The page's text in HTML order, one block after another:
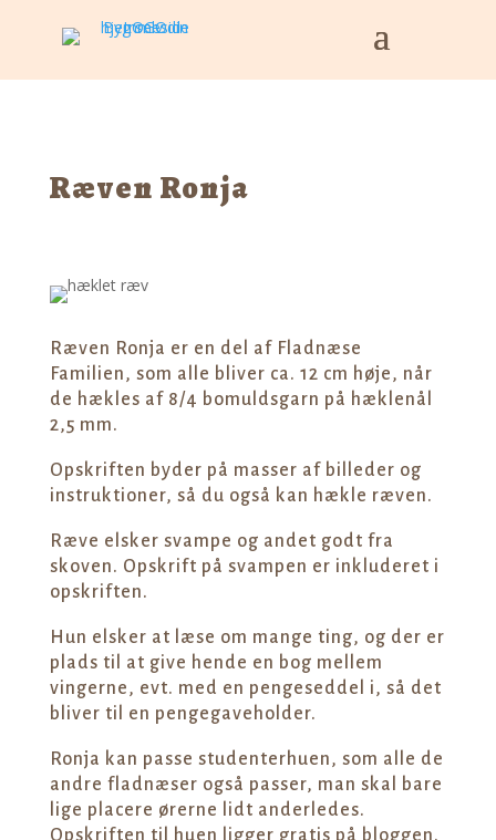
Ræven Ronja
Ræven Ronja er en del af Fladnæse
Familien, som alle bliver ca. 12 cm høje, når
de hækles af 8/4 bomuldsgarn på hæklenål
2,5 mm.
Opskriften byder på masser af billeder og
instruktioner, så du også kan hækle ræven.
Ræve elsker svampe og andet godt fra
skoven. Opskrift på svampen er inkluderet i
opskriften.
Hun elsker at læse om mange ting, og der er
plads til at give hende en bog mellem
vingerne, evt. med en pengeseddel i, så det
bliver til en pengegaveholder.
Ronja kan passe studenterhuen, som alle de
andre fladnæser også passer, man skal bare
lige placere ørerne lidt anderledes.
Opskriften til huen ligger gratis på bloggen.